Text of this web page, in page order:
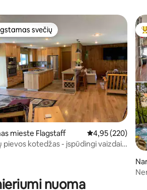
5 iš 5, atsiliepimų: 147
svečių
svečių
mieste Flagstaff Vidutinis
4,95 (220)
pievos kotedžas - įspūdingi vaizdai į
nuoma